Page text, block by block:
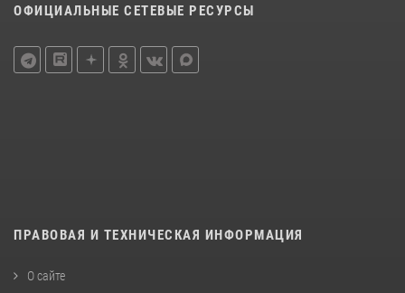
ОФИЦИАЛЬНЫЕ СЕТЕВЫЕ РЕСУРСЫ
ПРАВОВАЯ И ТЕХНИЧЕСКАЯ ИНФОРМАЦИЯ
О сайте